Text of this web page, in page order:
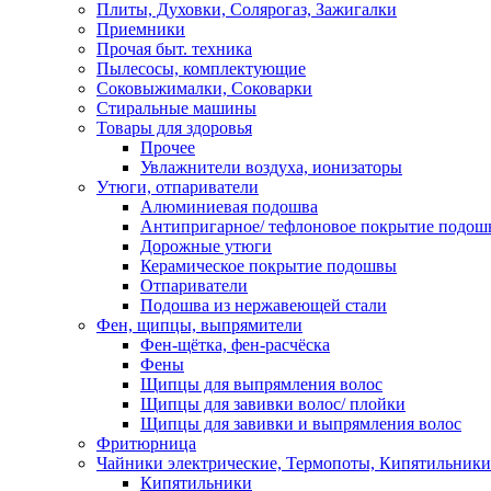
Плиты, Духовки, Солярогаз, Зажигалки
Приемники
Прочая быт. техника
Пылесосы, комплектующие
Соковыжималки, Соковарки
Стиральные машины
Товары для здоровья
Прочее
Увлажнители воздуха, ионизаторы
Утюги, отпариватели
Алюминиевая подошва
Антипригарное/ тефлоновое покрытие
Дорожные утюги
Керамическое покрытие подошвы
Отпариватели
Подошва из нержавеющей стали
Фен, щипцы, выпрямители
Фен-щётка, фен-расчёска
Фены
Щипцы для выпрямления волос
Щипцы для завивки волос/ плойки
Щипцы для завивки и выпрямления волос
Фритюрница
Чайники электрические, Термопоты, Кипятильники
Кипятильники